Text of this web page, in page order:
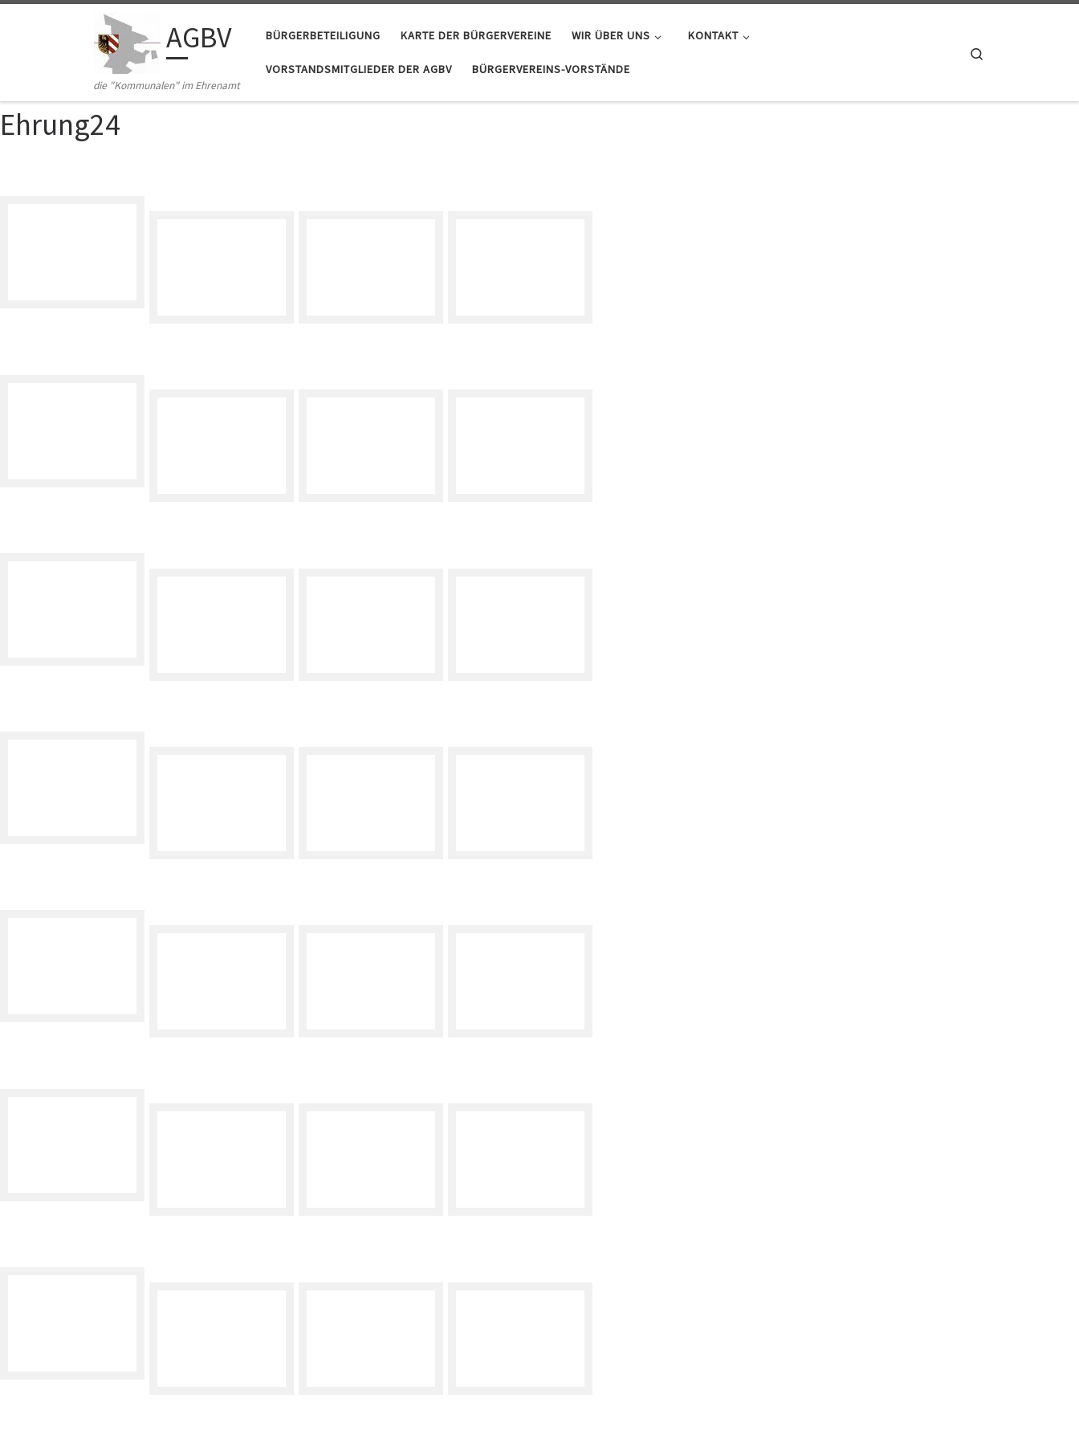
Zum Inhalt springen AGBV
die "Kommunalen" im Ehrenamt
BÜRGERBETEILIGUNG KARTE DER BÜRGERVEREINE WIR ÜBER UNS KONTAKT
VORSTANDSMITGLIEDER DER AGBV BÜRGERVEREINS-VORSTÄNDE
Ehrung24